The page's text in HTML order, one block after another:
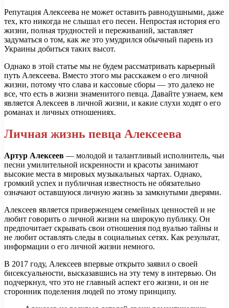
Репутация Алексеева не может оставить равнодушными, даже
тех, кто никогда не слышал его песен. Непростая история его
жизни, полная трудностей и переживаний, заставляет
задуматься о том, как же это умудрился обычный парень из
Украины добиться таких высот.
Однако в этой статье мы не будем рассматривать карьерный
путь Алексеева. Вместо этого мы расскажем о его личной
жизни, потому что слава и кассовые сборы — это далеко не
все, что есть в жизни знаменитого певца. Давайте узнаем, кем
является Алексеев в личной жизни, и какие слухи ходят о его
романах и личных отношениях.
Личная жизнь певца Алексеева
Артур Алексеев — молодой и талантливый исполнитель, чьи
песни умилительной искренности и красоты занимают
высокие места в мировых музыкальных чартах. Однако,
громкий успех и публичная известность не обязательно
означают оставшуюся личную жизнь за замкнутыми дверями.
Алексеев является приверженцем семейных ценностей и не
любит говорить о личной жизни на широкую публику. Он
предпочитает скрывать свои отношения под вуалью тайны и
не любит оставлять следы в социальных сетях. Как результат,
информации о его личной жизни немного.
В 2017 году, Алексеев впервые открыто заявил о своей
бисексуальности, высказавшись на эту тему в интервью. Он
подчеркнул, что это не главный аспект его жизни, и он не
сторонник поделения людей по этому принципу.